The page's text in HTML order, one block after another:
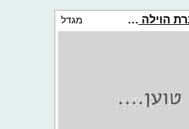
וילה אחוזת כנרת הוילה הלבנה מגדל